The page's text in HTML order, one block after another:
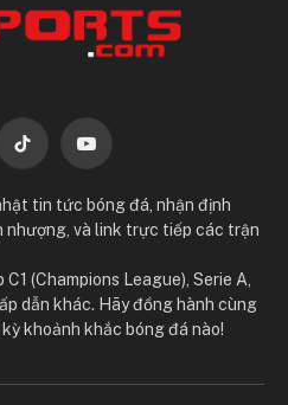
TikTok YouTube
tin tức bóng đá, nhận định
nhượng, và link trực tiếp các trận
(Champions League), Serie A,
dẫn khác. Hãy đồng hành cùng
khoảnh khắc bóng đá nào!